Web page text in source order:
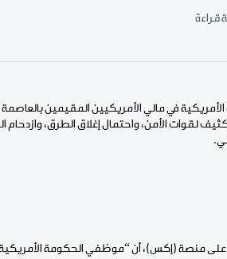
في مالي الأمريكيين المقيمين
منصة (إكس)، أن “موظفي الحكومة الأمريكية